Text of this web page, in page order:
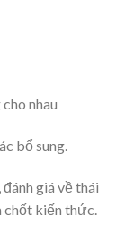
nhau
bổ sung.
giá về thái
chốt kiến thức.